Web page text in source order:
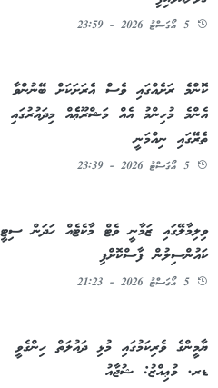
5 އޯގަސްޓު 2026 - 23:59
ކޮންމެ ރަށެއްގައި ވެސް އެރަށަކަށް ބޭނުންވާ
އެންމެ މުހިންމު އެއް މަޝްރޫޢެެއް މިދައުރުގައި
ތެރޭގައި ނިއްމަނީ
5 އޯގަސްޓު 2026 - 23:39
ވިލިމާލޭގައި ޒަމާނީ ވެޓް މާކެޓެއް ހަދަން ސިޓީ
ކައުންސިލުން ފާސްކޮށްފި
5 އޯގަސްޓު 2026 - 21:23
ޔާމީންގެ ވެރިކަމުގައި މުޅި ދައުލަތް ހިންގެވީ
ޑރ. މުޢިއްޒު: ޝުޖާއު